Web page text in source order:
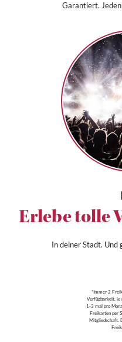
Garantiert.
Erlebe tolle
In deiner Stadt. Und
*Immer 2
Verfügbarkeit, je
1-3 mal pro
Freikarten per
Mitgliedschaft.